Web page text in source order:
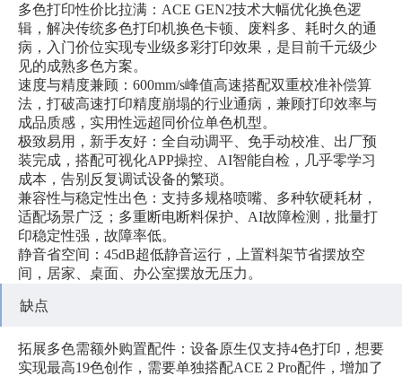
多色打印性价比拉满：ACE GEN2技术大幅优化换色逻
辑，解决传统多色打印机换色卡顿、废料多、耗时久的通
病，入门价位实现专业级多彩打印效果，是目前千元级少
见的成熟多色方案。
速度与精度兼顾：600mm/s峰值高速搭配双重校准补偿算
法，打破高速打印精度崩塌的行业通病，兼顾打印效率与
成品质感，实用性远超同价位单色机型。
极致易用，新手友好：全自动调平、免手动校准、出厂预
装完成，搭配可视化APP操控、AI智能自检，几乎零学习
成本，告别反复调试设备的繁琐。
兼容性与稳定性出色：支持多规格喷嘴、多种软硬耗材，
适配场景广泛；多重断电断料保护、AI故障检测，批量打
印稳定性强，故障率低。
静音省空间：45dB超低静音运行，上置料架节省摆放空
间，居家、桌面、办公室摆放无压力。
缺点
拓展多色需额外购置配件：设备原生仅支持4色打印，想要
实现最高19色创作，需要单独搭配ACE 2 Pro配件，增加了